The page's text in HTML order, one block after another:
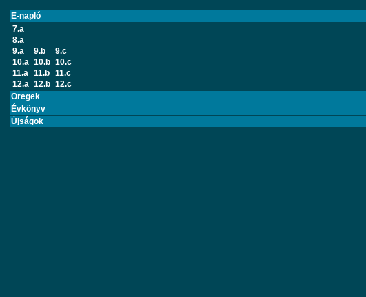
E-napló
7.a
8.a
9.a
9.b
9.c
10.a 10.b 10.c
11.a 11.b 11.c
12.a 12.b 12.c
Öregek
Évkönyv
Újságok